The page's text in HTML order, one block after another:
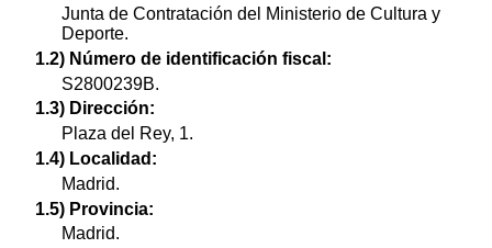
Junta de Contratación del Ministerio de Cultura y
Deporte.
1.2) Número de identificación fiscal:
S2800239B.
1.3) Dirección:
Plaza del Rey, 1.
1.4) Localidad:
Madrid.
1.5) Provincia:
Madrid.